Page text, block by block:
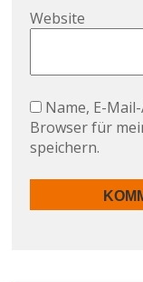
Website
Name, E-
Browser für
speichern.